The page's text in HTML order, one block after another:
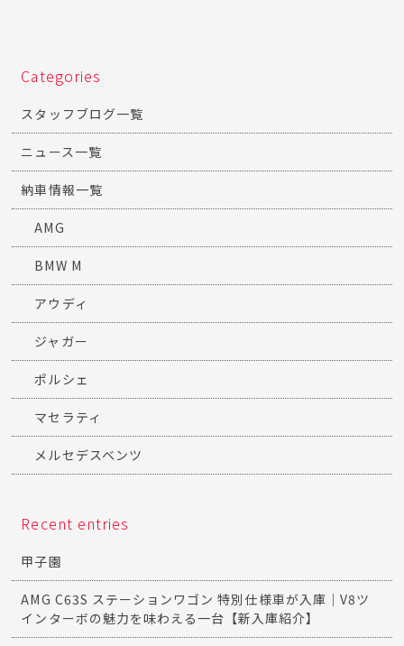
Categories
スタッフブログ一覧
ニュース一覧
納車情報一覧
AMG
BMW M
アウディ
ジャガー
ポルシェ
マセラティ
メルセデスベンツ
Recent entries
甲子園
AMG C63S ステーションワゴン 特別仕様車が入庫｜V8ツ
インターボの魅力を味わえる一台【新入庫紹介】